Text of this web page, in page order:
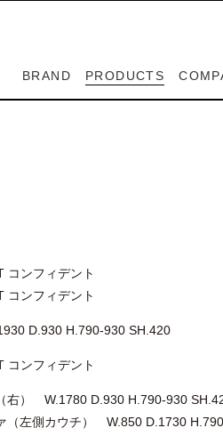
BRAND
SPIGA
PEDRALI
LAPALMA
CASABLANCA
ZOEPPRITZ
PRODUCTS
SPIGA
ADVANCE
PEDRALI
LAPALMA
CASABLANCA
ZOEPPRITZ
D.930 H.790-930 SH.420
右） W.1780 D.930 H.790-930
（左側カウチ） W.850 D.1730